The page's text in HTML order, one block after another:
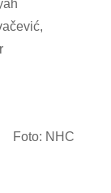
Foto: NHC